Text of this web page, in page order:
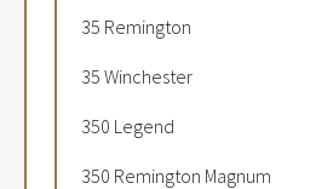
35 Remington
35 Winchester
350 Legend
350 Remington Magnum